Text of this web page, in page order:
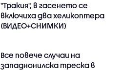
"Тракия", в гасенето се
включиха два хеликоптера
(ВИДЕО+СНИМКИ)
Все повече случаи на
западнонилска треска в